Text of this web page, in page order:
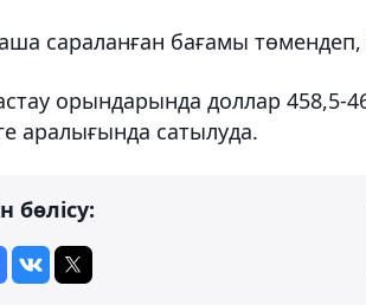
сараланған бағамы төмендеп,
орындарында доллар 458,5-
аралығында сатылуда.
бөлісу: